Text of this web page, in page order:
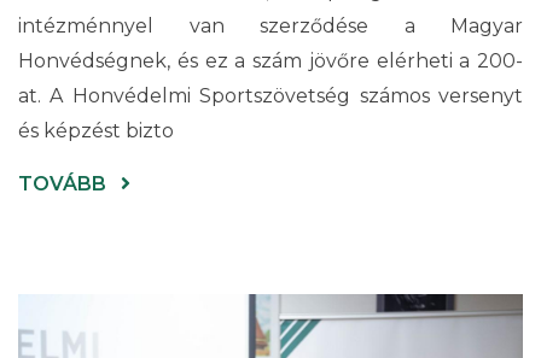
intézménnyel van szerződése a Magyar
Honvédségnek, és ez a szám jövőre elérheti a 200-
at. A Honvédelmi Sportszövetség számos versenyt
és képzést bizto
TOVÁBB
(HONVÉDELMI